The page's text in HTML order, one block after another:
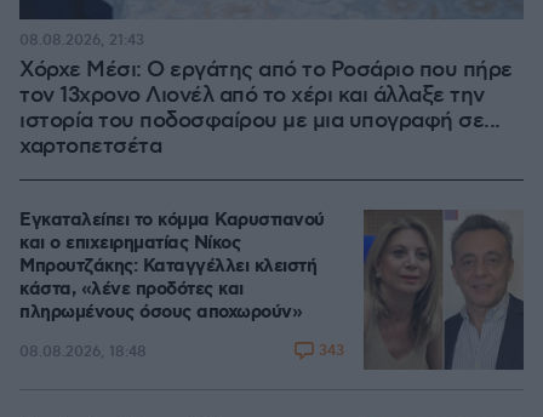
Χόρχε Μέσι: Ο εργάτης από το Ροσάριο που πήρε
τον 13χρονο Λιονέλ από το χέρι και άλλαξε την
ιστορία του ποδοσφαίρου με μια υπογραφή σε...
χαρτοπετσέτα
08.08.2026, 21:43
Εγκαταλείπει το κόμμα Καρυστιανού
και ο επιχειρηματίας Νίκος
Μπρουτζάκης: Καταγγέλλει κλειστή
κάστα, «λένε προδότες και
πληρωμένους όσους αποχωρούν»
08.08.2026, 18:48 343